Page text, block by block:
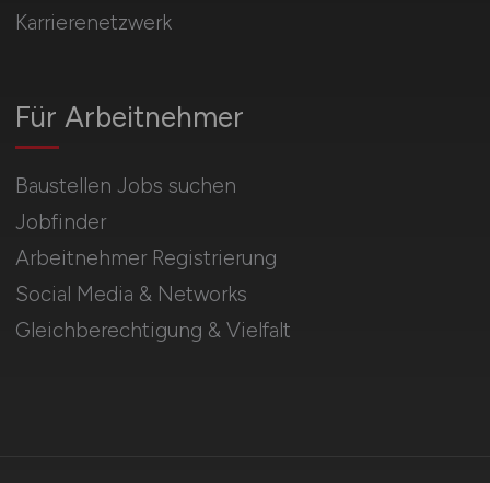
Für Arbeitnehmer
Baustellen Jobs suchen
Jobfinder
Arbeitnehmer Registrierung
Social Media & Networks
Gleichberechtigung & Vielfalt
Karrierenetzwerk